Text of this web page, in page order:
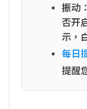
振动
否开
示，
每日
提醒